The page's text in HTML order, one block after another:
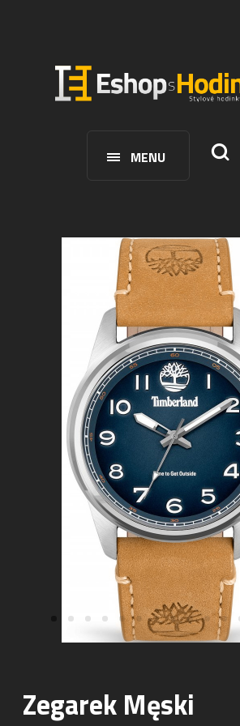
MENU
Zegarek Męski